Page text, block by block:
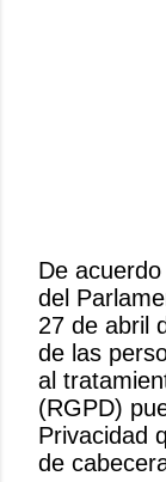
P
u
b
l
i
c
a
De
del
27 de abril
de las
al
(RGPD)
Privacidad
de